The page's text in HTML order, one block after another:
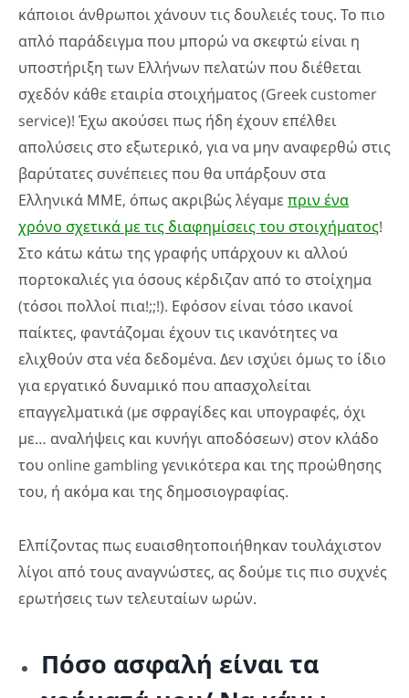
κάποιοι άνθρωποι χάνουν τις δουλειές τους. Το πιο
απλό παράδειγμα που μπορώ να σκεφτώ είναι η
υποστήριξη των Ελλήνων πελατών που διέθεται
σχεδόν κάθε εταιρία στοιχήματος (Greek customer
service)! Έχω ακούσει πως ήδη έχουν επέλθει
απολύσεις στο εξωτερικό, για να μην αναφερθώ στις
βαρύτατες συνέπειες που θα υπάρξουν στα
Ελληνικά ΜΜΕ, όπως ακριβώς λέγαμε πριν ένα
χρόνο σχετικά με τις διαφημίσεις του στοιχήματος!
Στο κάτω κάτω της γραφής υπάρχουν κι αλλού
πορτοκαλιές για όσους κέρδιζαν από το στοίχημα
(τόσοι πολλοί πια!;;!). Εφόσον είναι τόσο ικανοί
παίκτες, φαντάζομαι έχουν τις ικανότητες να
ελιχθούν στα νέα δεδομένα. Δεν ισχύει όμως το ίδιο
για εργατικό δυναμικό που απασχολείται
επαγγελματικά (με σφραγίδες και υπογραφές, όχι
με… αναλήψεις και κυνήγι αποδόσεων) στον κλάδο
του online gambling γενικότερα και της προώθησης
του, ή ακόμα και της δημοσιογραφίας.
Ελπίζοντας πως ευαισθητοποιήθηκαν τουλάχιστον
λίγοι από τους αναγνώστες, ας δούμε τις πιο συχνές
ερωτήσεις των τελευταίων ωρών.
Πόσο ασφαλή είναι τα